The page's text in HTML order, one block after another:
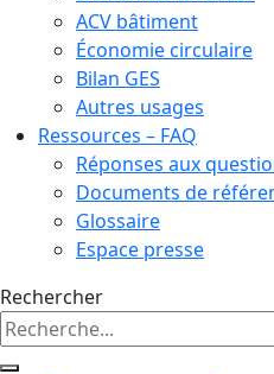
ACV bâtiment
Économie circulaire
Bilan GES
Autres usages
Ressources – FAQ
Réponses aux
Documents de
Glossaire
Espace presse
Rechercher